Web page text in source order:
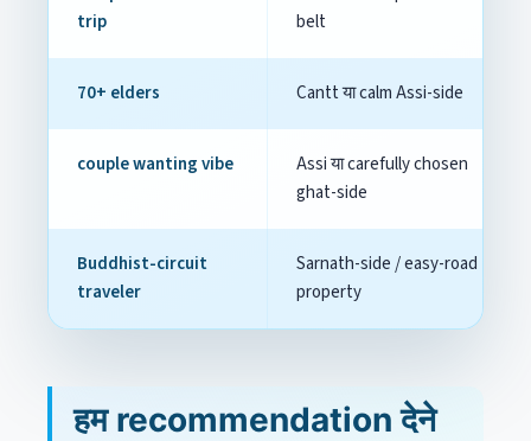
trip
belt
70+ elders Cantt या calm Assi-side
couple wanting vibe
Assi या carefully chosen
ghat-side
Buddhist-circuit
traveler
Sarnath-side / easy-road
property
हम recommendation देने